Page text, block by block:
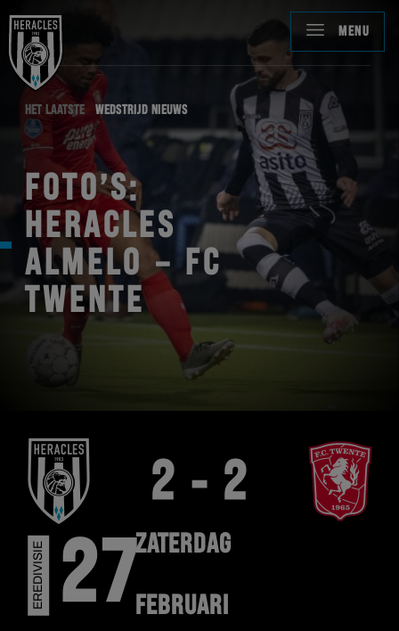
MENU
HET LAATSTE WEDSTRIJD NIEUWS
FOTO’S:
HERACLES
ALMELO – FC
TWENTE
EREDIVISIE 27ZATERDAG
FEBRUARI
2 - 2